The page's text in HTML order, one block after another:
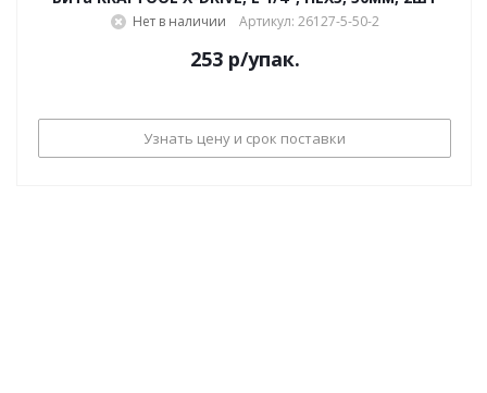
Нет в наличии Артикул: 26127-5-50-2
253р/упак.
Узнать цену и срок поставки